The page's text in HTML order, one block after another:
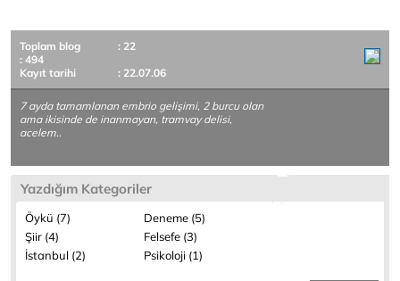
Toplam blog
: 22
: 494
Kayıt tarihi
: 22.07.06
7 ayda tamamlanan embrio gelişimi, 2 burcu olan
ama ikisinde de inanmayan, tramvay delisi,
acelem..
Yazdığım Kategoriler
Öykü (7)
Deneme (5)
Şiir (4)
Felsefe (3)
İstanbul (2)
Psikoloji (1)